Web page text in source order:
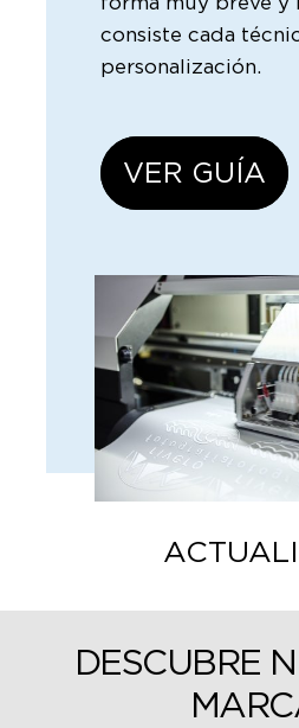
consiste cada
personalización.
VER GUÍA
DESCUBRE